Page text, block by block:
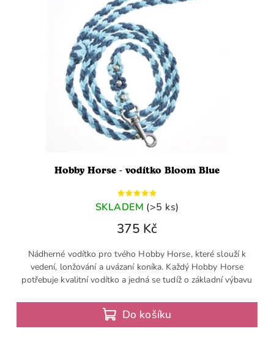
Hobby Horse - vodítko Bloom Blue
SKLADEM (>5 ks)
375 Kč
Do košíku
Nádherné vodítko pro tvého Hobby Horse, které slouží k
vedení, lonžování a uvázaní koníka. Každý Hobby Horse
potřebuje kvalitní vodítko a jedná se tudíž o základní výbavu